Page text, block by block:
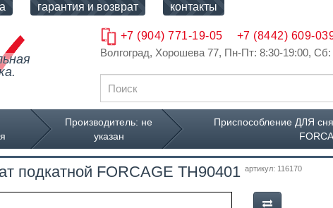
гарантия и возврат контакты
Волгоград, Хорошева 77, Пн-Пт: 8:30-19:00, Сб:
+7 (904) 771-19-05 +7 (8442) 609-
Производитель: не
указан
Приспособление ДЛЯ
подкатной FORCAGE TH90401 артикул: 116170